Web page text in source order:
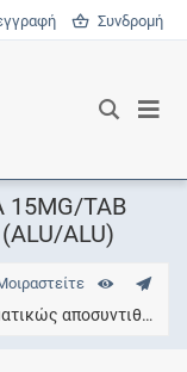
Συνδρομή
15MG/TAB
ALU)
αποσυντιθέμενο